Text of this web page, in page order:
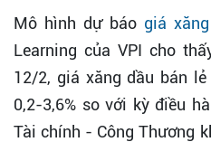
Mô hình dự báo giá
Learning của VPI cho
12/2, giá xăng dầu bán
0,2-3,6% so với kỳ điều
Tài chính - Công Thương